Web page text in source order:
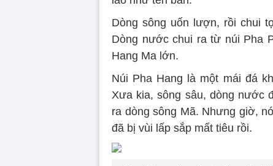
Dòng sông uốn lượn, rồi chui
Dòng nước chui ra từ núi Pha
Hang Ma lớn.
Núi Pha Hang là một mái đá
Xưa kia, sông sâu, dòng nước
ra dòng sông Mã. Nhưng giờ,
đã bị vùi lấp sắp mất tiêu rồi.